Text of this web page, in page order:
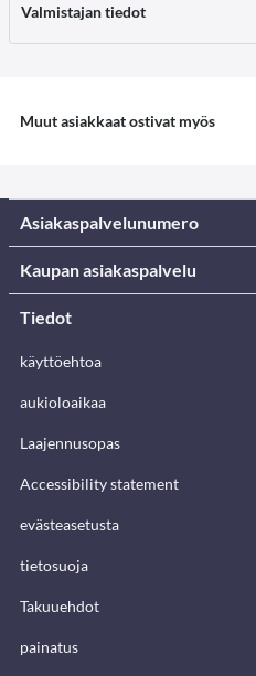
Valmistajan tiedot
Muut asiakkaat ostivat myös
Asiakaspalvelunumero
Kaupan asiakaspalvelu
Tiedot
käyttöehtoa
aukioloaikaa
Laajennusopas
Accessibility statement
evästeasetusta
tietosuoja
Takuuehdot
painatus